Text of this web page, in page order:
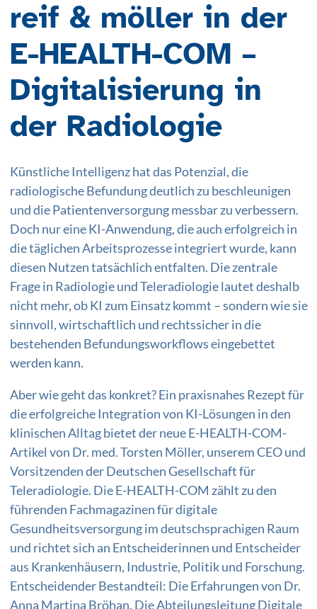
reif & möller in der
E-HEALTH-COM –
Digitalisierung in
der Radiologie
Künstliche Intelligenz hat das Potenzial, die
radiologische Befundung deutlich zu beschleunigen
und die Patientenversorgung messbar zu verbessern.
Doch nur eine KI-Anwendung, die auch erfolgreich in
die täglichen Arbeitsprozesse integriert wurde, kann
diesen Nutzen tatsächlich entfalten. Die zentrale
Frage in Radiologie und Teleradiologie lautet deshalb
nicht mehr, ob KI zum Einsatz kommt – sondern wie sie
sinnvoll, wirtschaftlich und rechtssicher in die
bestehenden Befundungsworkflows eingebettet
werden kann.
Aber wie geht das konkret? Ein praxisnahes Rezept für
die erfolgreiche Integration von KI-Lösungen in den
klinischen Alltag bietet der neue E-HEALTH-COM-
Artikel von Dr. med. Torsten Möller, unserem CEO und
Vorsitzenden der Deutschen Gesellschaft für
Teleradiologie. Die E-HEALTH-COM zählt zu den
führenden Fachmagazinen für digitale
Gesundheitsversorgung im deutschsprachigen Raum
und richtet sich an Entscheiderinnen und Entscheider
aus Krankenhäusern, Industrie, Politik und Forschung.
Entscheidender Bestandteil: Die Erfahrungen von Dr.
Anna Martina Bröhan. Die Abteilungsleitung Digitale